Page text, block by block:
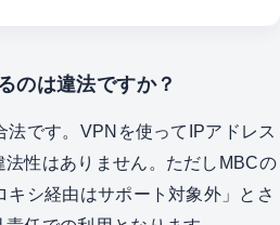
のは違法ですか？
法です。VPNを使ってIPアドレス
性はありません。ただしMBCの
シ経由はサポート対象外」とさ